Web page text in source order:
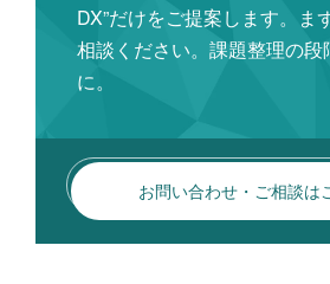
DX”だけをご提案します。ま
相談ください。課題整理の段
に。
お問い合わせ・ご相談